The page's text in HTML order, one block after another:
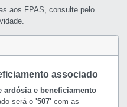
aos FPAS, consulte pelo
associado
ardósia e beneficiamento
será o '507'com as